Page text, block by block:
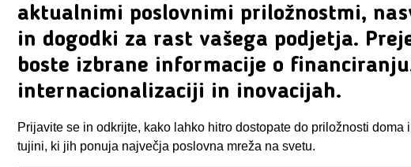
aktualnimi poslovnimi priložnostmi,
in dogodki za rast vašega podjetja.
boste izbrane informacije o
internacionalizaciji in inovacijah.
Prijavite se in odkrijte, kako lahko hitro dostopate do priložnosti doma
tujini, ki jih ponuja največja poslovna mreža na svetu.